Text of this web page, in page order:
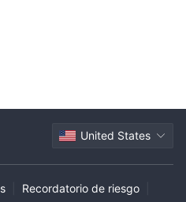
United States
Recordatorio de riesgo